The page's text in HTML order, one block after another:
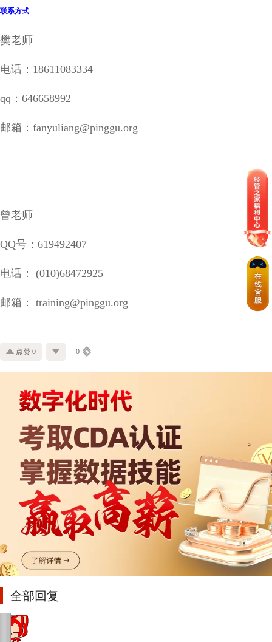
联系方式
樊老师
电话：18611083334
qq：646658992
邮箱：fanyuliang@pinggu.org
曾老师
QQ号：619492407
电话： (010)68472925
邮箱： training@pinggu.org
点赞 0 0
全部回复